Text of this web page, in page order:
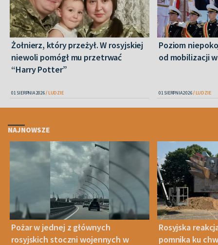
Żołnierz, który przeżył. W rosyjskiej
niewoli pomógł mu przetrwać
“Harry Potter”
01 SIERPNIA 2026 LUDZIE
Poziom
od mobilizacji
01 SIERPNIA 2026 LUDZIE
NAJNOWSZE
Pożar w jednej z głównych
rosyjskich stoczni wojennych w
Rosyjska
pomnika ku